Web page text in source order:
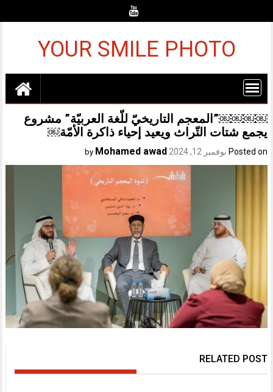
YOUR SMILE PHOTO
￼￼￼￼”المعجم التاريخيّ للّغة العربيّة” مشروع
يجمع شتات التّراث ويعيد إحياء ذاكرة الأمّة￼
Posted on نوفمبر 12, 2024 Mohamed awad
RELATED POST